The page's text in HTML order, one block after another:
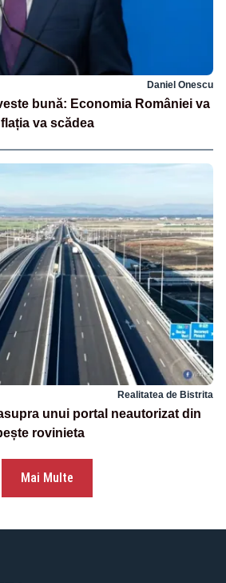
Daniel Onescu
bună: Economia României va
va scădea
Realitatea de Bistrita
unui portal neautorizat din
rovinieta
Mai Multe